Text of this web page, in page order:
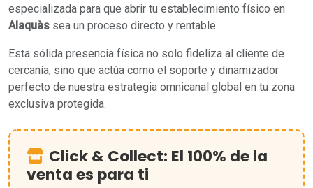
especializada para que abrir tu establecimiento físico en
Alaquàs sea un proceso directo y rentable.
Esta sólida presencia física no solo fideliza al cliente de
cercanía, sino que actúa como el soporte y dinamizador
perfecto de nuestra estrategia omnicanal global en tu zona
exclusiva protegida.
Click & Collect: El 100% de la
venta es para ti